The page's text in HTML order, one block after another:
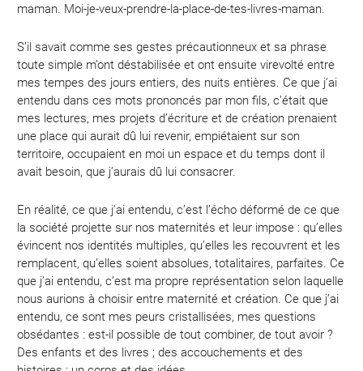
maman. Moi-je-veux-prendre-la-place-de-tes-livres-maman.
S’il savait comme ses gestes précautionneux et sa phrase
toute simple m’ont déstabilisée et ont ensuite virevolté entre
mes tempes des jours entiers, des nuits entières. Ce que j’ai
entendu dans ces mots prononcés par mon fils, c’était que
mes lectures, mes projets d’écriture et de création prenaient
une place qui aurait dû lui revenir, empiétaient sur son
territoire, occupaient en moi un espace et du temps dont il
avait besoin, que j’aurais dû lui consacrer.
En réalité, ce que j’ai entendu, c’est l’écho déformé de ce que
la société projette sur nos maternités et leur impose : qu’elles
évincent nos identités multiples, qu’elles les recouvrent et les
remplacent, qu’elles soient absolues, totalitaires, parfaites. Ce
que j’ai entendu, c’est ma propre représentation selon laquelle
nous aurions à choisir entre maternité et création. Ce que j’ai
entendu, ce sont mes peurs cristallisées, mes questions
obsédantes : est-il possible de tout combiner, de tout avoir ?
Des enfants et des livres ; des accouchements et des